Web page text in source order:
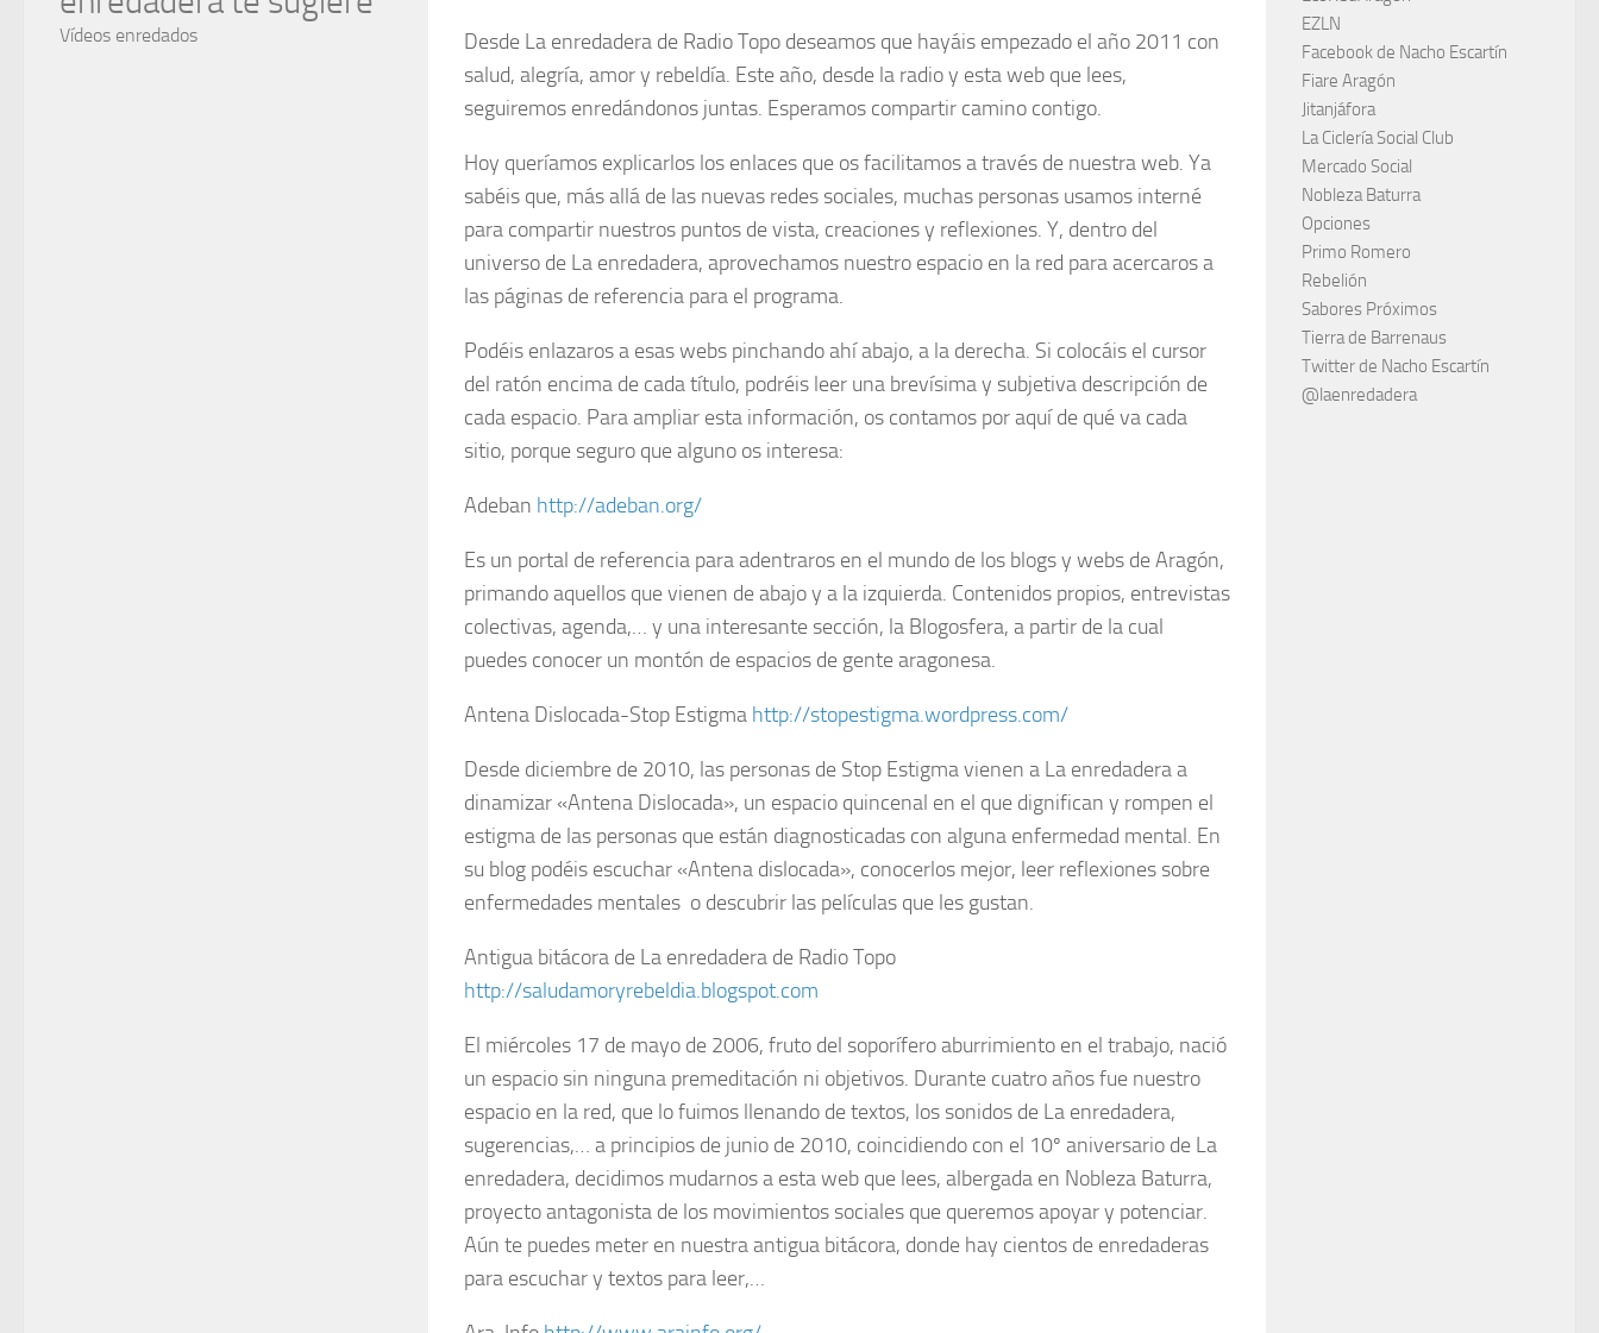
Desde La enredadera de Radio Topo deseamos que hayáis empezado el año 2011 con
salud, alegría, amor y rebeldía. Este año, desde la radio y esta web que lees,
seguiremos enredándonos juntas. Esperamos compartir camino contigo.
Hoy queríamos explicarlos los enlaces que os facilitamos a través de nuestra web. Ya
sabéis que, más allá de las nuevas redes sociales, muchas personas usamos interné
para compartir nuestros puntos de vista, creaciones y reflexiones. Y, dentro del
universo de La enredadera, aprovechamos nuestro espacio en la red para acercaros a
las páginas de referencia para el programa.
Podéis enlazaros a esas webs pinchando ahí abajo, a la derecha. Si colocáis el cursor
del ratón encima de cada título, podréis leer una brevísima y subjetiva descripción de
cada espacio. Para ampliar esta información, os contamos por aquí de qué va cada
sitio, porque seguro que alguno os interesa:
Adeban http://adeban.org/
Es un portal de referencia para adentraros en el mundo de los blogs y webs de Aragón,
primando aquellos que vienen de abajo y a la izquierda. Contenidos propios, entrevistas
colectivas, agenda,… y una interesante sección, la Blogosfera, a partir de la cual
puedes conocer un montón de espacios de gente aragonesa.
Antena Dislocada-Stop Estigma http://stopestigma.wordpress.com/
Desde diciembre de 2010, las personas de Stop Estigma vienen a La enredadera a
dinamizar «Antena Dislocada», un espacio quincenal en el que dignifican y rompen el
estigma de las personas que están diagnosticadas con alguna enfermedad mental. En
su blog podéis escuchar «Antena dislocada», conocerlos mejor, leer reflexiones sobre
enfermedades mentales o descubrir las películas que les gustan.
Antigua bitácora de La enredadera de Radio Topo
http://saludamoryrebeldia.blogspot.com
El miércoles 17 de mayo de 2006, fruto del soporífero aburrimiento en el trabajo, nació
un espacio sin ninguna premeditación ni objetivos. Durante cuatro años fue nuestro
espacio en la red, que lo fuimos llenando de textos, los sonidos de La enredadera,
sugerencias,… a principios de junio de 2010, coincidiendo con el 10º aniversario de La
enredadera, decidimos mudarnos a esta web que lees, albergada en Nobleza Baturra,
proyecto antagonista de los movimientos sociales que queremos apoyar y potenciar.
Aún te puedes meter en nuestra antigua bitácora, donde hay cientos de enredaderas
para escuchar y textos para leer,…
Vídeos enredados
EZLN
Facebook de Nacho Escartín
Fiare Aragón
Jitanjáfora
La Ciclería Social Club
Mercado Social
Nobleza Baturra
Opciones
Primo Romero
Rebelión
Sabores Próximos
Tierra de Barrenaus
Twitter de Nacho Escartín
@laenredadera